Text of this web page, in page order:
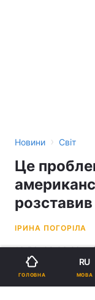
Новини › Світ
Це
ІРИНА ПОГОРІЛА
13:56, 09.06.26
ГОЛОВНА
RU
МОВА